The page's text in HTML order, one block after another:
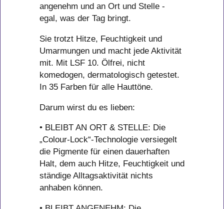
angenehm und an Ort und Stelle -
egal, was der Tag bringt.
Sie trotzt Hitze, Feuchtigkeit und
Umarmungen und macht jede Aktivität
mit. Mit LSF 10. Ölfrei, nicht
komedogen, dermatologisch getestet.
In 35 Farben für alle Hauttöne.
Darum wirst du es lieben:
• BLEIBT AN ORT & STELLE: Die
„Colour-Lock“-Technologie versiegelt
die Pigmente für einen dauerhaften
Halt, dem auch Hitze, Feuchtigkeit und
ständige Alltagsaktivität nichts
anhaben können.